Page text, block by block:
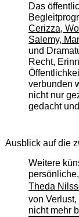
Das
Cerizza,
Salemy,
und
Recht,
verbunden
nicht nur
gedacht
Ausblick auf die
Weitere
Theda
von
nicht mehr